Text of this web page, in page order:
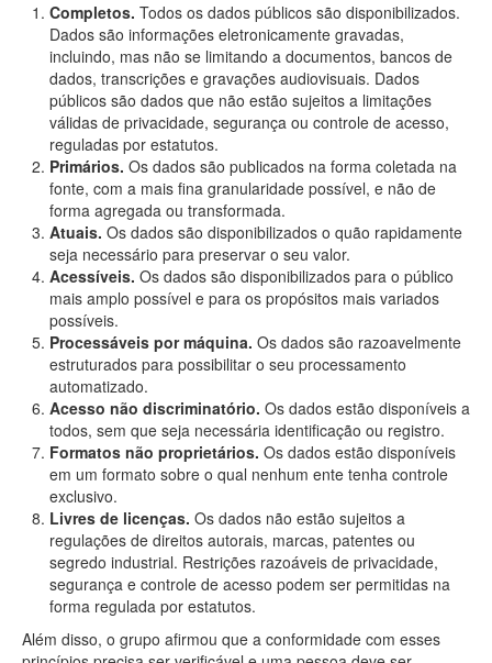
Completos. Todos os dados públicos são disponibilizados.
Dados são informações eletronicamente gravadas,
incluindo, mas não se limitando a documentos, bancos de
dados, transcrições e gravações audiovisuais. Dados
públicos são dados que não estão sujeitos a limitações
válidas de privacidade, segurança ou controle de acesso,
reguladas por estatutos.
Primários. Os dados são publicados na forma coletada na
fonte, com a mais fina granularidade possível, e não de
forma agregada ou transformada.
Atuais. Os dados são disponibilizados o quão rapidamente
seja necessário para preservar o seu valor.
Acessíveis. Os dados são disponibilizados para o público
mais amplo possível e para os propósitos mais variados
possíveis.
Processáveis por máquina. Os dados são razoavelmente
estruturados para possibilitar o seu processamento
automatizado.
Acesso não discriminatório. Os dados estão disponíveis a
todos, sem que seja necessária identificação ou registro.
Formatos não proprietários. Os dados estão disponíveis
em um formato sobre o qual nenhum ente tenha controle
exclusivo.
Livres de licenças. Os dados não estão sujeitos a
regulações de direitos autorais, marcas, patentes ou
segredo industrial. Restrições razoáveis de privacidade,
segurança e controle de acesso podem ser permitidas na
forma regulada por estatutos.
Além disso, o grupo afirmou que a conformidade com esses